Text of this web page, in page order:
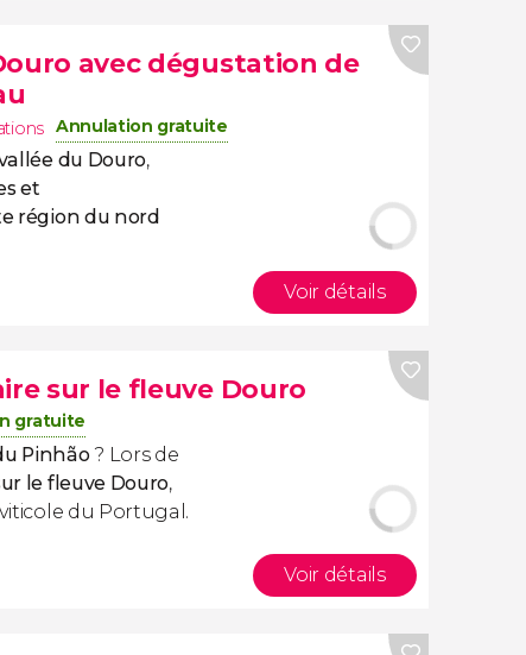
avec dégustation de
Annulation gratuite
du Douro,
et
région du nord
Voir détails
sur le fleuve Douro
gratuite
Pinhão? Lors de
le fleuve Douro,
du Portugal.
Voir détails